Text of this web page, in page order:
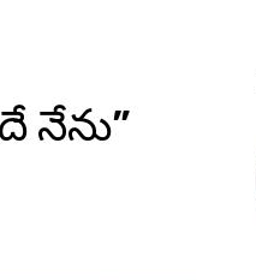
నేను”